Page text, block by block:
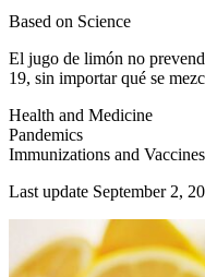
Based on Science
El jugo de limón no
19, sin importar qué se
Health and Medicine
Pandemics
Immunizations and Vaccines
Last update September 2,